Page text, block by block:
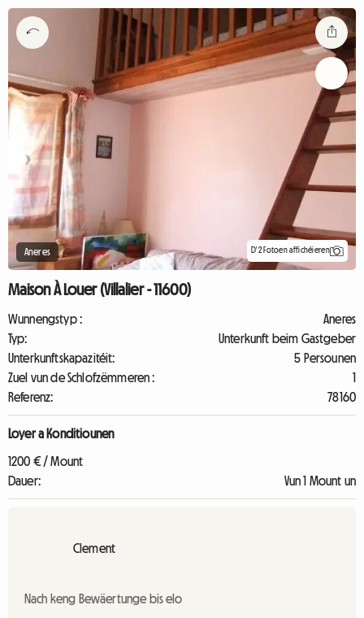
Aneres D'2 Fotoen affichéieren
Maison À Louer (Villalier - 11600)
Wunnengstyp :
Aneres
Typ:
Unterkunft beim Gastgeber
Unterkunftskapazitéit:
5 Persounen
Zuel vun de Schlofzëmmeren :
1
Referenz:
78160
Loyer a Konditiounen
1200 € / Mount
Dauer:
Vun 1 Mount un
Clement
Nach keng Bewäertunge bis elo